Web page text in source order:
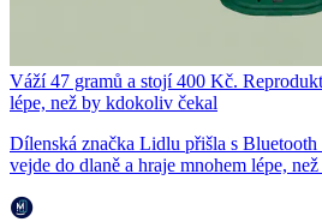
Váží 47 gramů a stojí 400 Kč.
lépe, než by kdokoliv čekal
Dílenská značka Lidlu přišla s
vejde do dlaně a hraje mnohem lépe,